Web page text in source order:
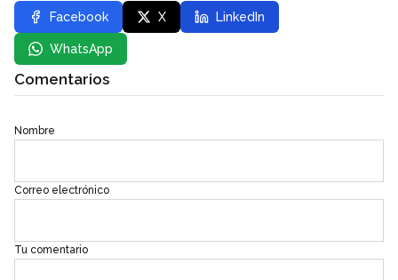
Facebook X LinkedIn
WhatsApp
Comentarios
Nombre
Correo electrónico
Tu comentario